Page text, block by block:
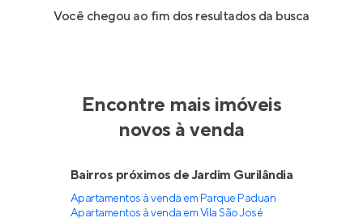
Você chegou ao fim dos resultados da busca
Encontre mais imóveis
novos à venda
Bairros próximos de Jardim Gurilândia
Apartamentos à venda em Parque Paduan
Apartamentos à venda em Vila São José